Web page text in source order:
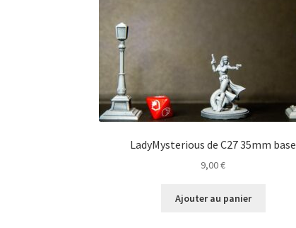
LadyMysterious de C27 35mm base
9,00€
Ajouter au panier